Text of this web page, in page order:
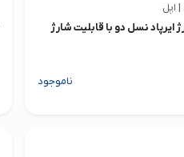
| اپل
نسل دو با قابلیت شارژ
ناموجود